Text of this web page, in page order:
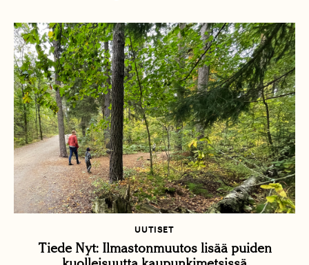
UUTISET
Tiede Nyt: Ilmastonmuutos lisää puiden